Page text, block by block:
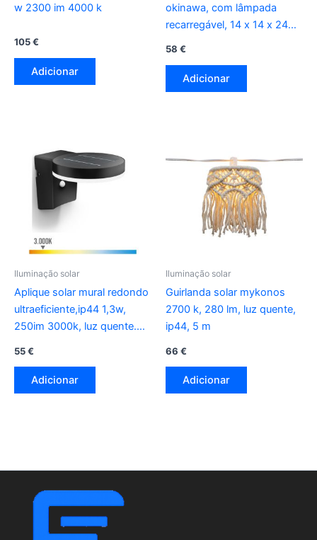
w 2300 im 4000 k
105€
Adicionar
okinawa, com lâmpada
recarregável, 14 x 14 x 24
58 €
Adicionar
Iluminação solar
Aplique solar mural redondo
ultraeficiente,ip44 1,3w,
250im 3000k, luz quente.
55€
Adicionar
Iluminação solar
Guirlanda solar mykonos
2700 k, 280 lm, luz quente,
ip44, 5 m
66 €
Adicionar